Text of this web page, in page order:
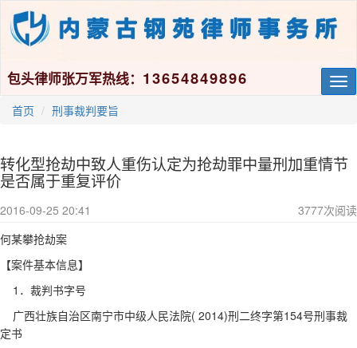
包头律师张万军热线： 13654849896
首页 刑事裁判要旨
转化型抢劫中致人重伤认定为抢劫罪中量刑加重情节
是否属于重复评价
2016-09-25 20:41 3777次阅读
何某攀抢劫案
【案件基本信息】
1 ．裁判书字号
广西壮族自治区南宁市中级人民法院( 2014)刑二终字第154号刑事裁
定书